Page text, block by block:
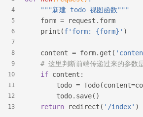
4
5
6
7
8
9
10
11
12
13
"""新建 todo 视图函数"""
    form = request.form
    print(
f'form: {form} ' )
    content = form.get(
# 这里判断前端传递过来的参数
if content:
todo =
        todo.save()
return redirect( '/index' )